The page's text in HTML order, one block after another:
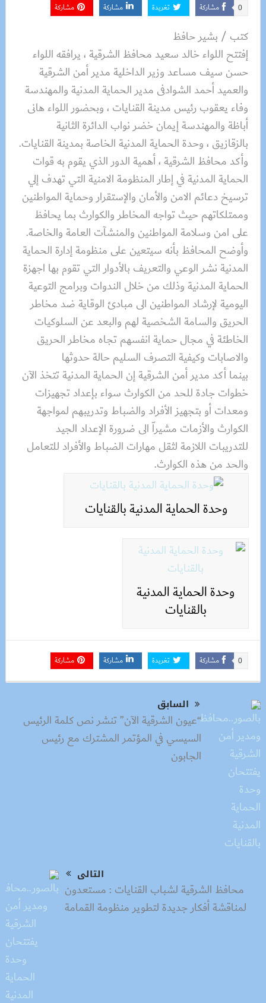
مشاركة 0 تغريدة مشاركة مشاركة
كتب / بشير حافظ
إفتتح اللواء خالد سعيد محافظ الشرقية ، يرافقه اللواء
حسن سيف مساعد وزير الداخلية مدير أمن الشرقية
والعميد أحمد الشوادفى مدير الحماية المدنية والمهندسة
وفاء يعقوب رئيس مدينة القنايات ، وبحضور اللواء هانى
أباظة والمهندسة إيمان خضر نواب الدائرة الثانية
بالزقازيق ، وحدة الحماية المدنية الخاصة بمدينة القنايات.
وأكد محافظ الشرقية ، أهمية الدور الذي يقوم به قوات
الحماية المدنية في إطار المنظومة الامنية التي تهدف إلي
ترسيخ دعائم الامن والأمان والإستقرار وحماية المواطنين
وممتلكاتهم حيث تواجه المخاطر والكوارث بما يحافظ
على امن وسلامة المواطنين والمنشآت العامة والخاصة.
وأوضح المحافظ بأنه سيتعين على منظومة إدارة الحماية
المدنية نشر الوعي والتعريف بالأدوار التي تقوم بها اجهزة
الحماية المدنية وذلك من خلال الندوات وبرامج التوعية
اليومية لإرشاد المواطنين الى مبادئ الوقاية ضد مخاطر
الحريق والسامة الشخصية لهم والبعد عن السلوكيات
الخاطئة في مجال حماية انفسهم تجاه مخاطر الحريق
والاصابات وكيفية التصرف السليم حالة حدوثها
بينما أكد مدير أمن الشرقية إن الحماية المدنية تتخذ الآن
خطوات جادة للحد من الكوارث سواء بإعداد تجهيزات
ومعدات أو بتجهيز الأفراد والضباط وتدريبهم لمواجهة
الكوارث والأزمات مشيراّ الى ضرورة الإعداد الجيد
للتدريبات اللازمة لثقل مهارات الضباط والأفراد للتعامل
والحد من هذه الكوارث.
وحدة الحماية المدنية بالقنايات
وحدة الحماية المدنية
بالقنايات
مشاركة 0 تغريدة مشاركة مشاركة
السابق
“عيون الشرقية الآن” تنشر نص كلمة الرئيس
السيسي في المؤتمر المشترك مع رئيس
الجابون
التالى
محافظ الشرقية لشباب القنايات : مستعدون
لمناقشة أفكار جديدة لتطوير منظومة القمامة